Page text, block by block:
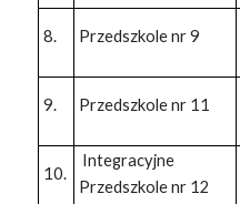
8. Przedszkole nr 9
9. Przedszkole nr 11
10.
Integracyjne
Przedszkole nr 12